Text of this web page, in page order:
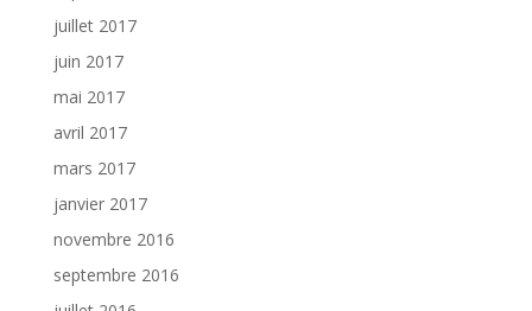
juillet 2017
juin 2017
mai 2017
avril 2017
mars 2017
janvier 2017
novembre 2016
septembre 2016